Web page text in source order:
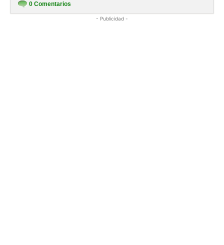
0 Comentarios
- Publicidad -